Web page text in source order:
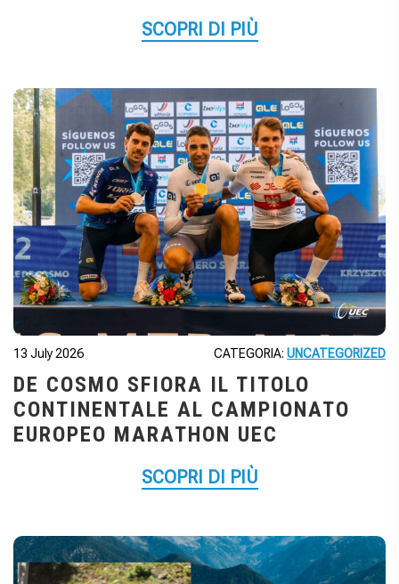
SCOPRI DI PIÙ
13 July 2026 CATEGORIA: UNCATEGORIZED
DE COSMO SFIORA IL TITOLO
CONTINENTALE AL CAMPIONATO
EUROPEO MARATHON UEC
SCOPRI DI PIÙ